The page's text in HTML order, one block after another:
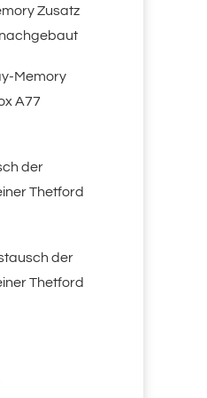
Zusatz
Memory
A77
der
Thetford
der
Thetford